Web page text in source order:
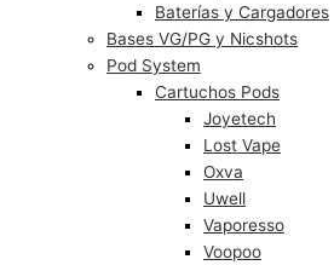
Baterías y Cargadores
Bases VG/PG y Nicshots
Pod System
Cartuchos Pods
Joyetech
Lost Vape
Oxva
Uwell
Vaporesso
Voopoo